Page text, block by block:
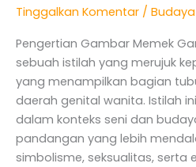
Tinggalkan Komentar /
Pengertian Gambar Memek
sebuah istilah yang merujuk
yang menampilkan bagian
daerah genital wanita. Istilah
dalam konteks seni dan
pandangan yang lebih
simbolisme, seksualitas, serta
Sebuah
Komprehensif